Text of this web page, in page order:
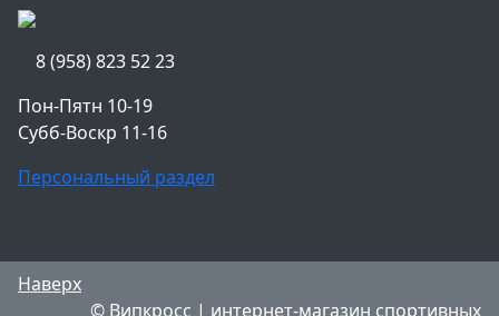
8 (958) 823 52 23
Пон-Пятн 10-19
Субб-Воскр 11-16
Персональный раздел
Наверх
© Випкросс | интернет-магазин спортивных